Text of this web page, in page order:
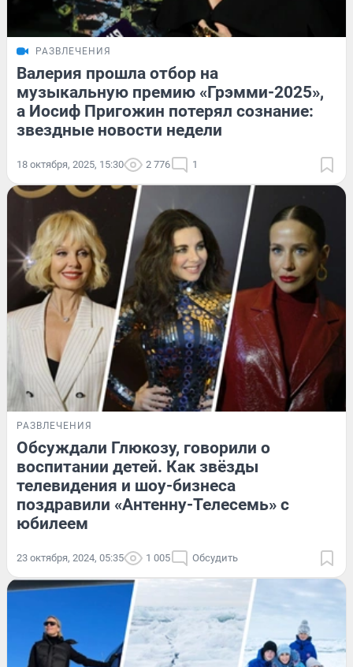
РАЗВЛЕЧЕНИЯ
Валерия прошла отбор на
музыкальную премию «Грэмми-2025»,
а Иосиф Пригожин потерял сознание:
звездные новости недели
18 октября, 2025, 15:30 2 776 1
РАЗВЛЕЧЕНИЯ
Обсуждали Глюкозу, говорили о
воспитании детей. Как звёзды
телевидения и шоу-бизнеса
поздравили «Антенну-Телесемь» с
юбилеем
23 октября, 2024, 05:35 1 005 Обсудить